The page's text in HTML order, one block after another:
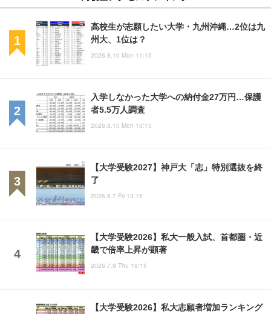
高校生が志願したい大学・九州沖縄…2位は九
州大、1位は？
2026.8.10 Mon 11:15
入学しなかった大学への納付金27万円…保護
者5.5万人調査
2026.8.10 Mon 10:15
【大学受験2027】神戸大「志」特別選抜を終
了
2026.8.7 Fri 13:15
【大学受験2026】私大一般入試、首都圏・近
畿で倍率上昇が顕著
2026.7.9 Thu 19:15
【大学受験2026】私大志願者増加ランキング